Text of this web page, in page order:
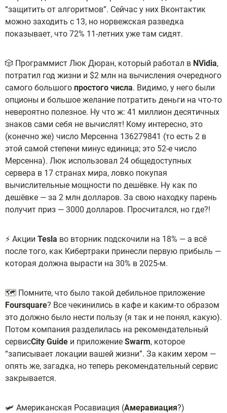
“защитить от алгоритмов”. Сейчас у них Вконтактик
можно заходить с 13, но норвежская разведка
показывает, что 72% 11-летних уже там сидят.
🎲 Программист Люк Дюран, который работал в NVidia,
потратил год жизни и $2 млн на вычисления очередного
самого большого простого числа. Видимо, у него были
опционы и большое желание потратить деньги на что-то
невероятно полезное. Ну что ж: 41 миллион десятичных
знаков сами себя не вычислят! Кому интересно, это
(конечно же) число Мерсенна 136279841 (то есть 2 в
этой самой степени минус единица; это 52-е число
Мерсенна). Люк использовал 24 общедоступных
сервера в 17 странах мира, ловко покупая
вычислительные мощности по дешёвке. Ну как по
дешёвке — за 2 млн долларов. За свою находку парень
получит приз — 3000 долларов. Просчитался, но где?!
⚡ Акции Tesla во вторник подскочили на 18% — а всё
после того, как Кибертраки принесли первую прибыль —
которая должна вырасти на 30% в 2025-м.
🗺️ Помните, что было такой дебильное приложение
Foursquare? Все чекинились в кафе и каким-то образом
это должно было нести пользу (я так и не понял, какую).
Потом компания разделилась на рекомендательный
сервисCity Guide и приложение Swarm, которое
“записывает локации вашей жизни”. За каким хером —
опять же, загадка, но теперь рекомендательный сервис
закрывается.
🛩️ Американская Росавиация (Амеравиация?)